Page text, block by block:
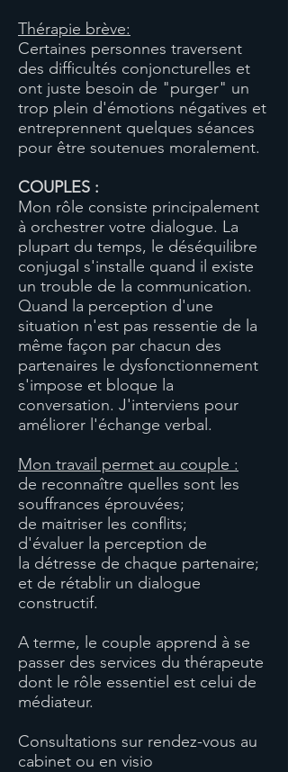
Thérapie brève:
Certaines personnes traversent
des difficultés conjoncturelles et
ont juste besoin de "purger" un
trop plein d'émotions négatives et
entreprennent quelques séances
pour être soutenues moralement.
COUPLES :
Mon rôle consiste principalement
à orchestrer votre dialogue. La
plupart du temps, le déséquilibre
conjugal s'installe quand il existe
un trouble de la communication.
Quand la perception d'une
situation n'est pas ressentie de la
même façon par chacun des
partenaires le dysfonctionnement
s'impose et bloque la
conversation. J'interviens pour
améliorer l'échange verbal.
Mon travail permet au couple :
de reconnaître quelles sont les
souffrances éprouvées;
de maitriser les conflits;
d'évaluer la perception de
la détresse de chaque partenaire;
et de rétablir un dialogue
constructif.
A terme, le couple apprend à se
passer des services du thérapeute
dont le rôle essentiel est celui de
médiateur.
Consultations sur rendez-vous au
cabinet ou en visio